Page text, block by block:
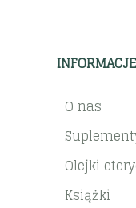
INFORMACJE
O nas
Olejki
Książki